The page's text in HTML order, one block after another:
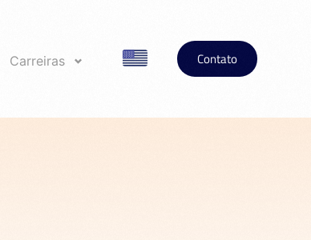
Carreiras Contato